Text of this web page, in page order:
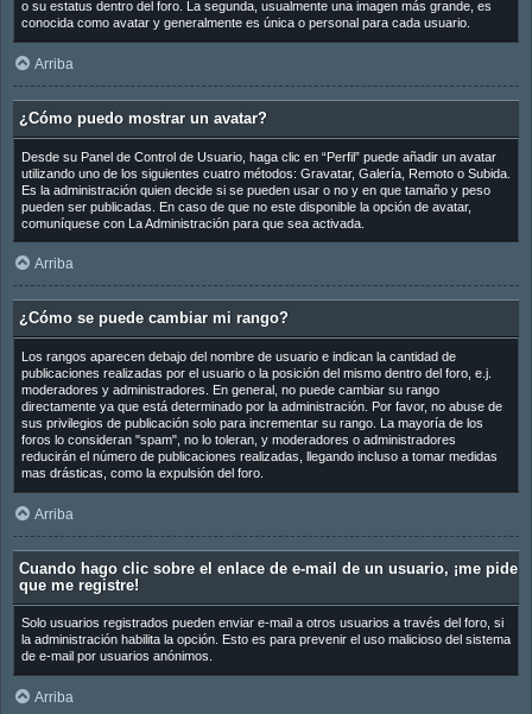
o su estatus dentro del foro. La segunda, usualmente una imagen más grande, es
conocida como avatar y generalmente es única o personal para cada usuario.
Arriba
¿Cómo puedo mostrar un avatar?
Desde su Panel de Control de Usuario, haga clic en “Perfil” puede añadir un avatar
utilizando uno de los siguientes cuatro métodos: Gravatar, Galería, Remoto o Subida.
Es la administración quien decide si se pueden usar o no y en que tamaño y peso
pueden ser publicadas. En caso de que no este disponible la opción de avatar,
comuníquese con La Administración para que sea activada.
Arriba
¿Cómo se puede cambiar mi rango?
Los rangos aparecen debajo del nombre de usuario e indican la cantidad de
publicaciones realizadas por el usuario o la posición del mismo dentro del foro, e.j.
moderadores y administradores. En general, no puede cambiar su rango
directamente ya que está determinado por la administración. Por favor, no abuse de
sus privilegios de publicación solo para incrementar su rango. La mayoría de los
foros lo consideran "spam", no lo toleran, y moderadores o administradores
reducirán el número de publicaciones realizadas, llegando incluso a tomar medidas
mas drásticas, como la expulsión del foro.
Arriba
Cuando hago clic sobre el enlace de e-mail de un usuario, ¡me pide
que me registre!
Solo usuarios registrados pueden enviar e-mail a otros usuarios a través del foro, si
la administración habilita la opción. Esto es para prevenir el uso malicioso del sistema
de e-mail por usuarios anónimos.
Arriba